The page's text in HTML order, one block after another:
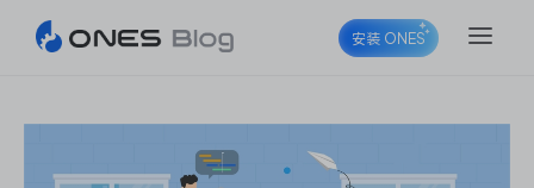
安装 ONES